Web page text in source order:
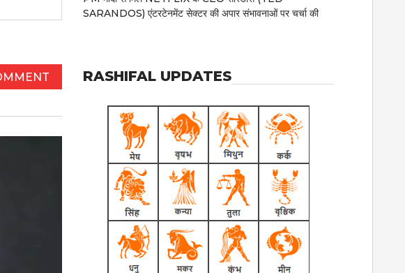
SARANDOS) एंटरटेनमेंट सेक्टर की अपार संभावनाओं पर चर्चा की
RASHIFAL UPDATES